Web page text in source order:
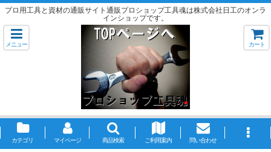
プロ用工具と資材の通販サイト通販プロショップ工具魂は株式会社日工のオンラ
インショップです。
メニュー カート
カテゴリ マイページ 商品検索 ご利用案内 問い合わせ